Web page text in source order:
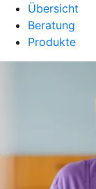
Übersicht
Beratung
Produkte